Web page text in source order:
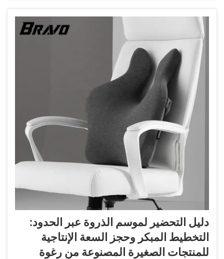
دليل التحضير لموسم الذروة عبر الحدود:
التخطيط المبكر وحجز السعة الإنتاجية
للمنتجات الصغيرة المصنوعة من رغوة